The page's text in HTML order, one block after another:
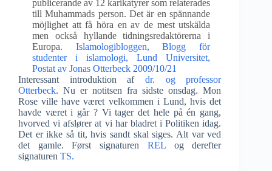
publicerande av 12 karikatyrer som relaterades
till Muhammads person. Det är en spännande
möjlighet att få höra en av de mest utskälda
men också hyllande tidningsredaktörerna i
Europa. Islamologibloggen, Blogg för
studenter i islamologi, Lund Universitet,
Postat av Jonas Otterbeck 2009/10/21
Interessant introduktion af dr. og professor
Otterbeck. Nu er notitsen fra sidste onsdag. Mon
Rose ville have været velkommen i Lund, hvis det
havde været i går ? Vi tager det hele på én gang,
hvorved vi afslører at vi har bladret i Politiken idag.
Det er ikke så tit, hvis sandt skal siges. Alt var ved
det gamle. Først signaturen REL og derefter
signaturen TS.